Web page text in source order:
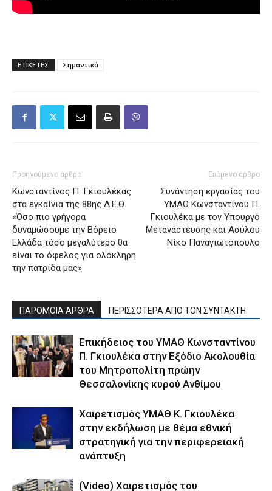
ΕΤΙΚΕΤΕΣ Σημαντικά
Προηγούμενο άρθρο
Κωνσταντίνος Π. Γκιουλέκας
στα εγκαίνια της 88ης Δ.Ε.Θ.
«Όσο πιο γρήγορα
δυναμώσουμε την Βόρειο
Ελλάδα τόσο μεγαλύτερο θα
είναι το όφελος για ολόκληρη
την πατρίδα μας»
Επόμενο άρθρο
Συνάντηση εργασίας του
ΥΜΑΘ Κωνσταντίνου Π.
Γκιουλέκα με τον Υπουργό
Μετανάστευσης και Ασύλου
Νίκο Παναγιωτόπουλο
ΠΑΡΟΜΟΙΑ ΑΡΘΡΑ ΠΕΡΙΣΣΟΤΕΡΑ ΑΠΟ ΤΟΝ ΣΥΝΤΑΚΤΗ
Επικήδειος του ΥΜΑΘ Κωνσταντίνου
Π. Γκιουλέκα στην Εξόδιο Ακολουθία
του Μητροπολίτη πρώην
Θεσσαλονίκης κυρού Ανθίμου
Χαιρετισμός ΥΜΑΘ Κ. Γκιουλέκα
στην εκδήλωση με θέμα εθνική
στρατηγική για την περιφερειακή
ανάπτυξη
(Video) Χαιρετισμός του